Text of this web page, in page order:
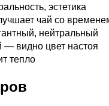
эстетика
чай со
нейтральный
— видно цвет настоя
тепло